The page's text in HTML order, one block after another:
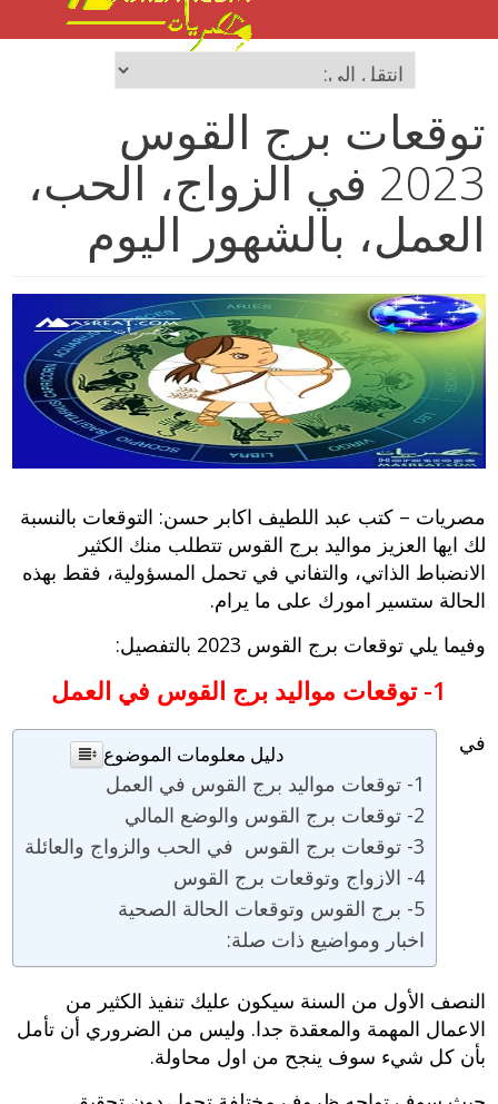
توقعات برج القوس
2023 في الزواج، الحب،
العمل، بالشهور اليوم
مصريات – كتب عبد اللطيف اكابر حسن: التوقعات بالنسبة
لك ايها العزيز مواليد برج القوس تتطلب منك الكثير
الانضباط الذاتي، والتفاني في تحمل المسؤولية، فقط بهذه
الحالة ستسير امورك على ما يرام.
وفيما يليتوقعات برج القوس 2023 بالتفصيل:
1- توقعات مواليد برج القوس في العمل
دليل معلومات الموضوع
1- توقعات مواليد برج القوس في العمل
2- توقعات برج القوس والوضع المالي
3- توقعات برج القوس في الحب والزواج والعائلة
4- الازواج وتوقعات برج القوس
5- برج القوس وتوقعات الحالة الصحية
اخبار ومواضيع ذات صلة:
في
النصف الأول من السنة سيكون عليك تنفيذ الكثير من
الاعمال المهمة والمعقدة جدا. وليس من الضروري أن تأمل
بأن كل شيء سوف ينجح من اول محاولة.